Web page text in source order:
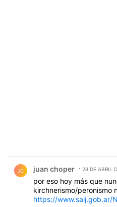
JC juan choper 28 DE ABRIL
por eso hoy más que
kirchnerismo/peronismo
https://www.saij.gob.ar/